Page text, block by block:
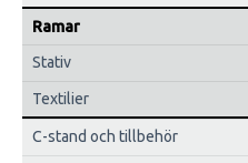
Ramar
Stativ
Textilier
C-stand och tillbehör